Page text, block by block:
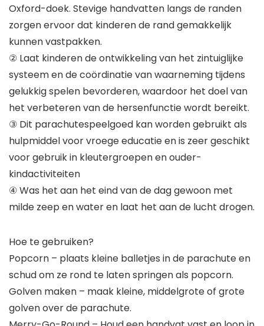
Oxford-doek. Stevige handvatten langs de randen
zorgen ervoor dat kinderen de rand gemakkelijk
kunnen vastpakken.
② Laat kinderen de ontwikkeling van het zintuiglijke
systeem en de coördinatie van waarneming tijdens
gelukkig spelen bevorderen, waardoor het doel van
het verbeteren van de hersenfunctie wordt bereikt.
③ Dit parachutespeelgoed kan worden gebruikt als
hulpmiddel voor vroege educatie en is zeer geschikt
voor gebruik in kleutergroepen en ouder-
kindactiviteiten
④ Was het aan het eind van de dag gewoon met
milde zeep en water en laat het aan de lucht drogen.
Hoe te gebruiken?
Popcorn – plaats kleine balletjes in de parachute en
schud om ze rond te laten springen als popcorn.
Golven maken – maak kleine, middelgrote of grote
golven over de parachute.